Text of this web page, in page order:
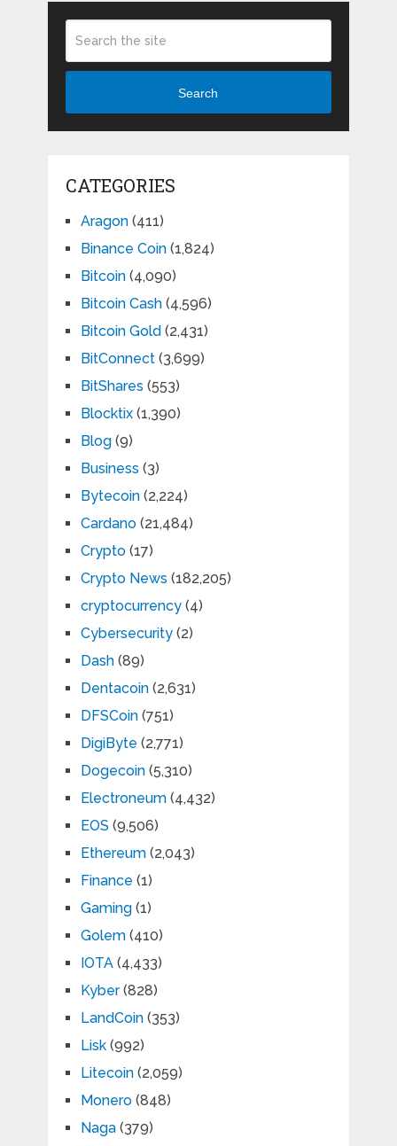
Search
CATEGORIES
Aragon(411)
Binance Coin(1,824)
Bitcoin(4,090)
Bitcoin Cash(4,596)
Bitcoin Gold (2,431)
BitConnect(3,699)
BitShares (553)
Blocktix(1,390)
Blog(9)
Business (3)
Bytecoin(2,224)
Cardano(21,484)
Crypto(17)
Crypto News (182,205)
cryptocurrency(4)
Cybersecurity(2)
Dash(89)
Dentacoin(2,631)
DFSCoin(751)
DigiByte (2,771)
Dogecoin(5,310)
Electroneum(4,432)
EOS (9,506)
Ethereum(2,043)
Finance (1)
Gaming(1)
Golem(410)
IOTA(4,433)
Kyber(828)
LandCoin(353)
Lisk(992)
Litecoin(2,059)
Monero(848)
Naga(379)